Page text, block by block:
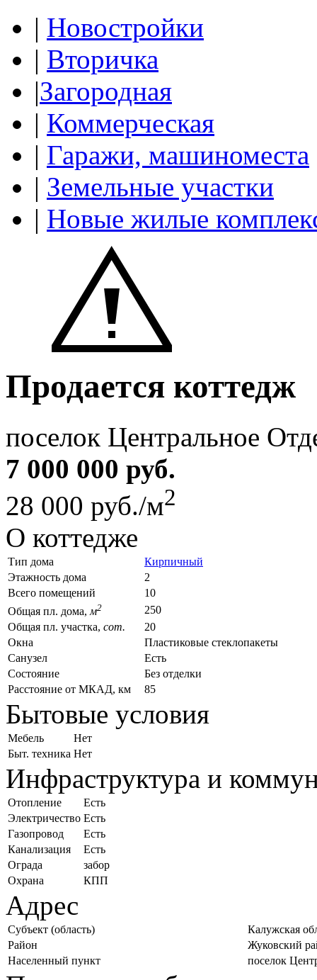
| Новостройки
| Вторичка
|Загородная
| Коммерческая
| Гаражи, машиноместа
| Земельные участки
| Новые жилые
Продается коттедж
поселок Центральное
7 000 000 руб.
28 000 руб./м2
О коттедже
Тип дома
Кирпичный
Этажность дома
2
Всего помещений
10
Общая пл. дома, м2
250
Общая пл. участка, сот.
20
Окна
Пластиковые стеклопакеты
Санузел
Есть
Состояние
Без отделки
Расстояние от МКАД, км
85
Бытовые условия
Мебель
Нет
Быт. техника Нет
Инфраструктура и
Отопление
Есть
Электричество Есть
Газопровод
Есть
Канализация
Есть
Ограда
забор
Охрана
КПП
Адрес
Субъект (область)
Калужская
Район
Жуковский
Населенный пункт
поселок